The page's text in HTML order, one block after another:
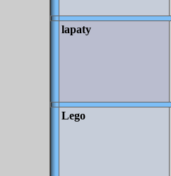
lapaty
Lego